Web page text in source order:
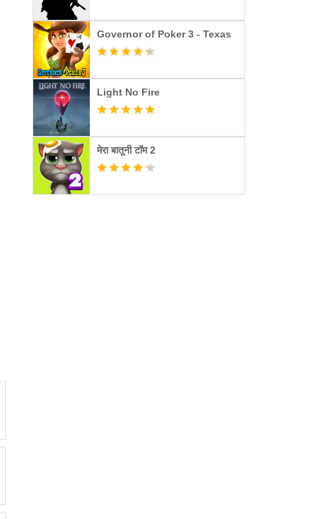
Governor of Poker 3 - Texas
Light No Fire
मेरा बातूनी टॉम 2